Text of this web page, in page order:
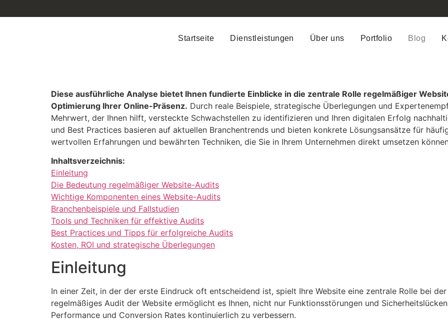
Startseite Dienstleistungen Über uns Portfolio Blog
Diese ausführliche Analyse bietet Ihnen fundierte Einblicke in die zentrale Rolle regelmäßiger
Optimierung Ihrer Online-Präsenz. Durch reale Beispiele, strategische Überlegungen und
Mehrwert, der Ihnen hilft, versteckte Schwachstellen zu identifizieren und Ihren digitalen Erfolg
und Best Practices basieren auf aktuellen Branchentrends und bieten konkrete Lösungsansätze für
wertvollen Erfahrungen und bewährten Techniken, die Sie in Ihrem Unternehmen direkt umsetzen
Inhaltsverzeichnis:
Einleitung
Die Bedeutung regelmäßiger Website-Audits
Wichtige Komponenten eines Website-Audits
Branchenbeispiele und Fallstudien
Tools und Techniken für effektive Audits
Best Practices und Tipps für erfolgreiche Audits
Kosten, ROI und strategische Überlegungen
Einleitung
In einer Zeit, in der der erste Eindruck oft entscheidend ist, spielt Ihre Website eine zentrale Rolle bei
regelmäßiges Audit der Website ermöglicht es Ihnen, nicht nur Funktionsstörungen und
Performance und Conversion Rates kontinuierlich zu verbessern.